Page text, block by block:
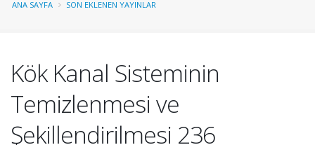
ANA SAYFA SON EKLENEN YAYINLAR
Kök Kanal Sisteminin
Temizlenmesi ve
Şekillendirilmesi 236